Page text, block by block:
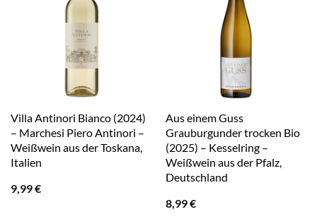
Villa Antinori Bianco (2024)
– Marchesi Piero Antinori –
Weißwein aus der Toskana,
Italien
9,99€
Aus einem Guss
Grauburgunder trocken Bio
(2025) – Kesselring –
Weißwein aus der Pfalz,
Deutschland
8,99€